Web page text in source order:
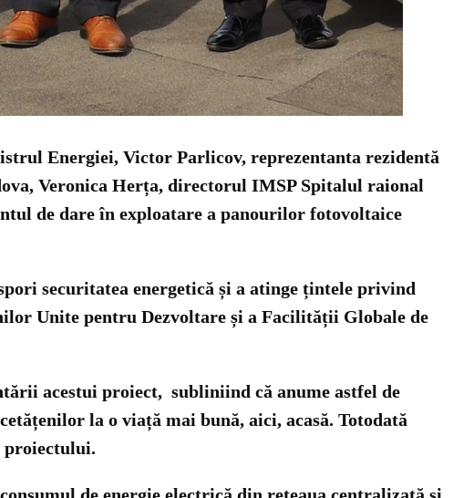
Energiei, Victor Parlicov, reprezentanta rezidentă
Veronica Herța, directorul IMSP Spitalul raional
de dare în exploatare a panourilor fotovoltaice
securitatea energetică și a atinge țintele privind
Unite pentru Dezvoltare și a Facilității Globale de
acestui proiect, subliniind că anume astfel de
la o viață mai bună, aici, acasă. Totodată
proiectului.